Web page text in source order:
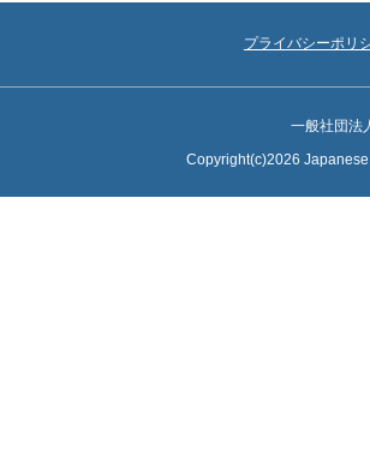
プライバシーポリ
一般社団法
Copyright(c)2026